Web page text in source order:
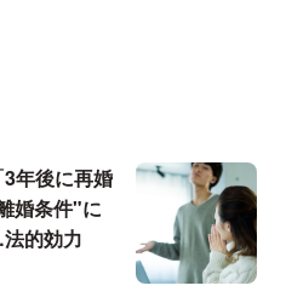
3年後に再婚
婚条件"に
的効力